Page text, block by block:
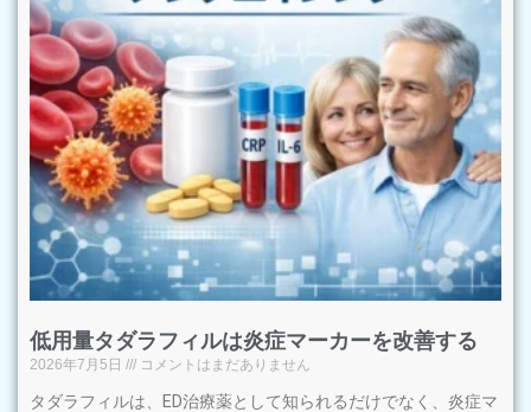
低用量タダラフィルは炎症マーカーを改善する
2026年7月5日 コメントはまだありません
タダラフィルは、ED治療薬として知られるだけでなく、炎症マ